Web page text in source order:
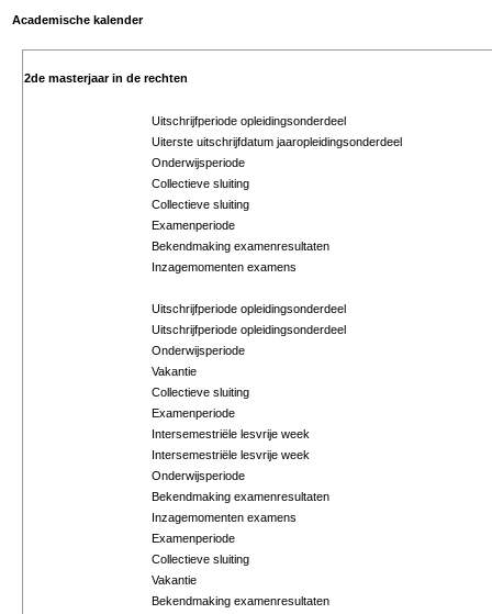
Academische kalender
2de masterjaar in de rechten
Uitschrijfperiode opleidingsonderdeel
Uiterste uitschrijfdatum jaaropleidingsonderdeel
Onderwijsperiode
Collectieve sluiting
Collectieve sluiting
Examenperiode
Bekendmaking examenresultaten
Inzagemomenten examens
Uitschrijfperiode opleidingsonderdeel
Uitschrijfperiode opleidingsonderdeel
Onderwijsperiode
Vakantie
Collectieve sluiting
Examenperiode
Intersemestriële lesvrije week
Intersemestriële lesvrije week
Onderwijsperiode
Bekendmaking examenresultaten
Inzagemomenten examens
Examenperiode
Collectieve sluiting
Vakantie
Bekendmaking examenresultaten